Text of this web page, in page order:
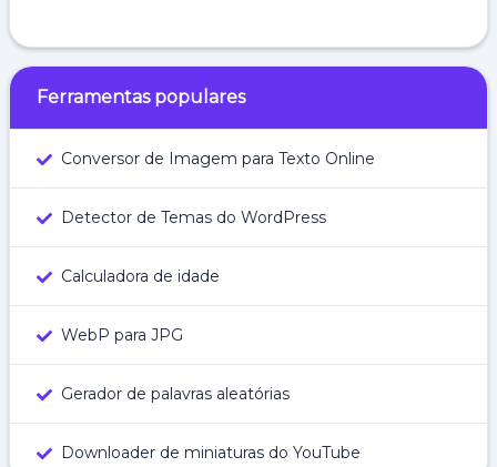
Ferramentas populares
Conversor de Imagem para Texto Online
Detector de Temas do WordPress
Calculadora de idade
WebP para JPG
Gerador de palavras aleatórias
Downloader de miniaturas do YouTube